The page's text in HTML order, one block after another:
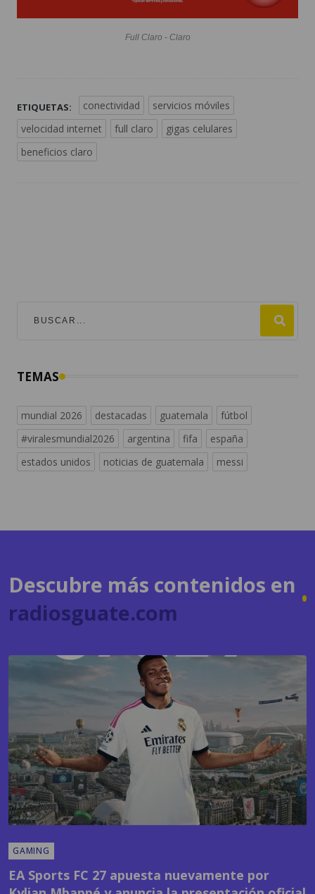
Full Claro - Claro
ETIQUETAS: conectividad
servicios móviles
velocidad internet
full claro
gigas celulares
beneficios claro
mundial 2026
estados unidos
noticias de guatemala messi
radiosguate.com
GAMING
Kylian Mbappé y anuncia la presentación oficial
del juego
PORSANDY SANDOVAL 09:24 AM, JUL 22